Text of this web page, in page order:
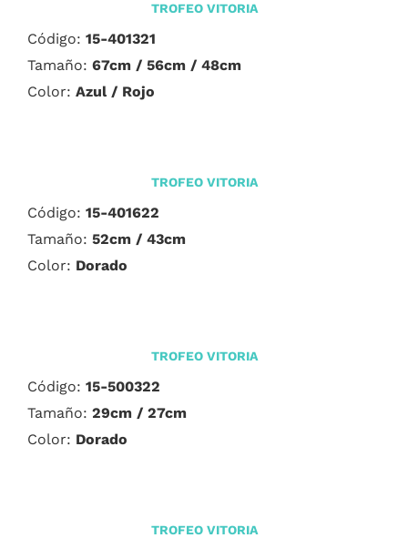
TROFEO VITORIA
Código: 15-401321
Tamaño: 67cm / 56cm / 48cm
Color: Azul / Rojo
TROFEO VITORIA
Código: 15-401622
Tamaño: 52cm / 43cm
Color: Dorado
TROFEO VITORIA
Código: 15-500322
Tamaño: 29cm / 27cm
Color: Dorado
TROFEO VITORIA